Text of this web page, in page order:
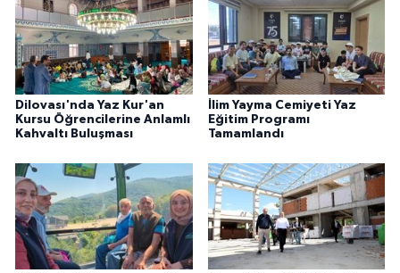
Dilovası'nda Yaz Kur'an
Kursu Öğrencilerine Anlamlı
Kahvaltı Buluşması
İlim Yayma Cemiyeti Yaz
Eğitim Programı
Tamamlandı